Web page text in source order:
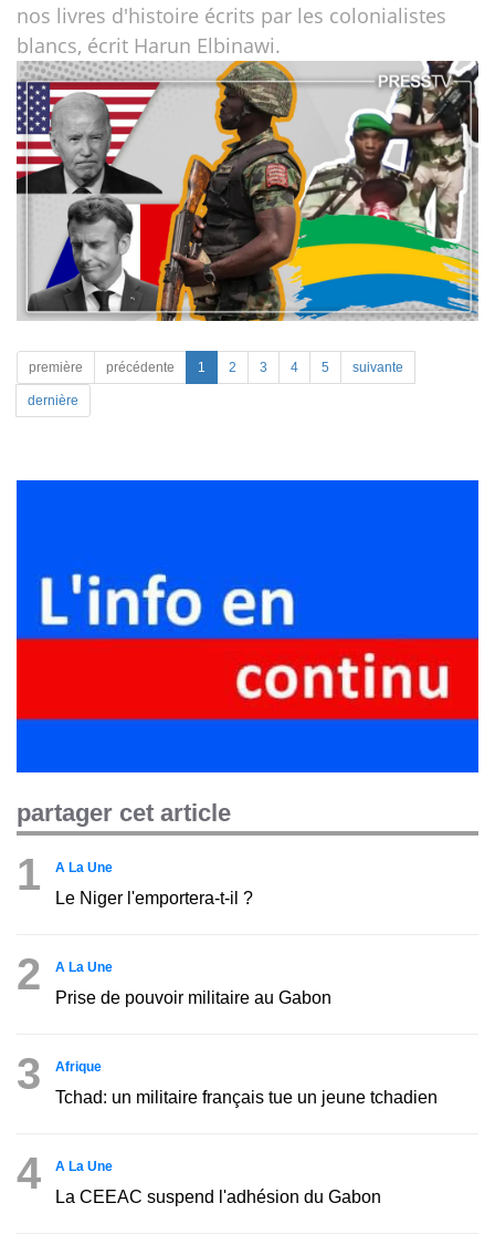
nos livres d'histoire écrits par les colonialistes
blancs, écrit Harun Elbinawi.
première précédente 1 2 3 4 5 suivante
dernière
partager cet article
1 A La Une
Le Niger l'emportera-t-il ?
2 A La Une
Prise de pouvoir militaire au Gabon
3 Afrique
Tchad: un militaire français tue un jeune tchadien
4 A La Une
La CEEAC suspend l'adhésion du Gabon